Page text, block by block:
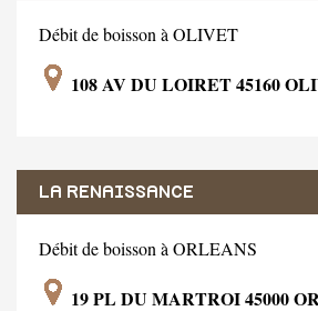
Débit de boisson à OLIVET
108 AV DU LOIRET 45160
LA RENAISSANCE
Débit de boisson à ORLEANS
19 PL DU MARTROI 45000